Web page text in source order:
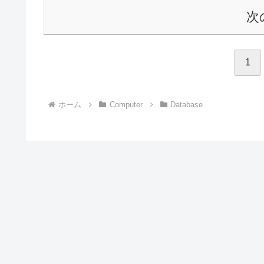
次
1
ホーム Computer Database